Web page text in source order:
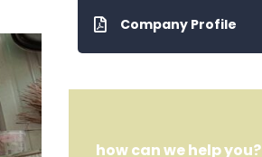
Company Profile
how can we help you?